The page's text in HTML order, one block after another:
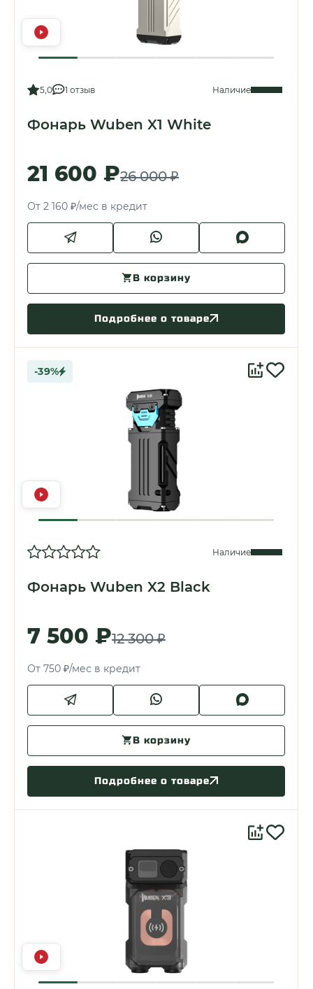
5,0 1 отзыв Наличие
Фонарь Wuben X1 White
21 600 ₽26 000 ₽
От 2 160 ₽/мес в кредит
В корзину
Подробнее о товаре
-39%
Наличие
Фонарь Wuben X2 Black
7 500 ₽12 300 ₽
От 750 ₽/мес в кредит
В корзину
Подробнее о товаре